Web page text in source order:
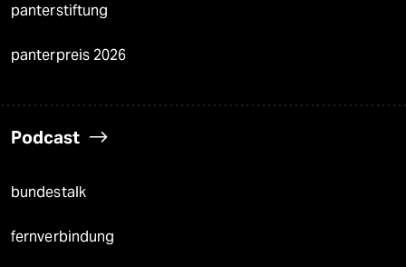
panterstiftung
panterpreis 2026
Podcast
bundestalk
fernverbindung